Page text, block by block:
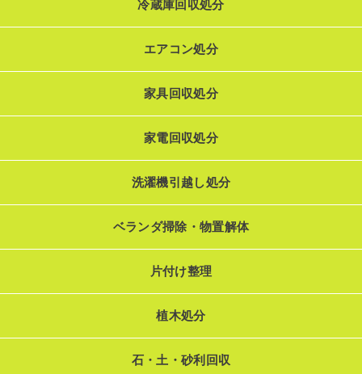
冷蔵庫回収処分
エアコン処分
家具回収処分
家電回収処分
洗濯機引越し処分
ベランダ掃除・物置解体
片付け整理
植木処分
石・土・砂利回収